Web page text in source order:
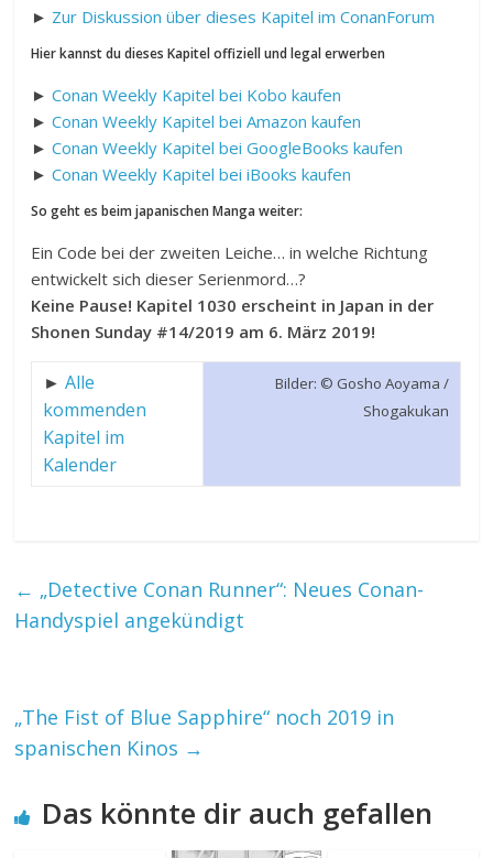
► Zur Diskussion über dieses Kapitel im ConanForum
Hier kannst du dieses Kapitel offiziell und legal erwerben
►Conan Weekly Kapitel bei Kobo kaufen
►Conan Weekly Kapitel bei Amazon kaufen
►Conan Weekly Kapitel bei GoogleBooks kaufen
►Conan Weekly Kapitel bei iBooks kaufen
So geht es beim japanischen Manga weiter:
Ein Code bei der zweiten Leiche… in welche Richtung
entwickelt sich dieser Serienmord…?
Keine Pause! Kapitel 1030 erscheint in Japan in der
Shonen Sunday #14/2019 am 6. März 2019!
►Alle
kommenden
Kapitel im
Kalender
Bilder: © Gosho Aoyama /
Shogakukan
← „Detective Conan Runner“: Neues Conan-
Handyspiel angekündigt
„The Fist of Blue Sapphire“ noch 2019 in
spanischen Kinos →
Das könnte dir auch gefallen